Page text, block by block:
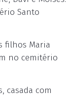
Santo
filhos Maria
no cemitério
casada com